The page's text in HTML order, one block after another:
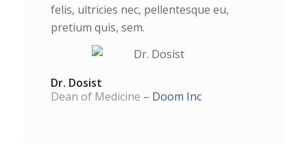
felis, ultricies nec, pellentesque eu,
pretium quis, sem.
Dr. Dosist
Dean of Medicine – Doom Inc